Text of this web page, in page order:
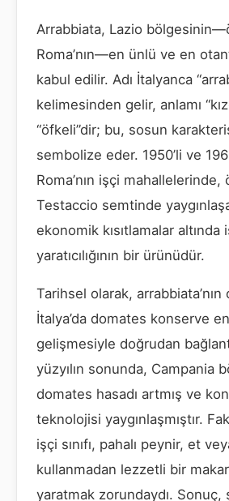
Arrabbiata, Lazio
Roma’nın—en ünlü ve en
kabul edilir. Adı İtalyanca
kelimesinden gelir, anlamı
“öfkeli”dir; bu, sosun
sembolize eder. 1950’li ve
Roma’nın işçi mahallelerinde,
Testaccio semtinde
ekonomik kısıtlamalar altında
yaratıcılığının bir ürünüdür.
Tarihsel olarak, arrabbiata’nın
İtalya’da domates konserve
gelişmesiyle doğrudan
yüzyılın sonunda, Campania
domates hasadı artmış ve
teknolojisi yaygınlaşmıştır.
işçi sınıfı, pahalı peynir, et
kullanmadan lezzetli bir
yaratmak zorundaydı. Sonuç,